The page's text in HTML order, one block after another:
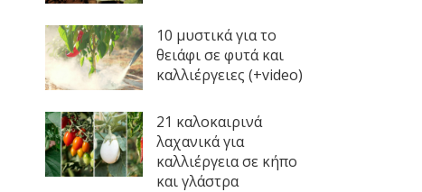
10 μυστικά για το
θειάφι σε φυτά και
καλλιέργειες (+video)
21 καλοκαιρινά
λαχανικά για
καλλιέργεια σε κήπο
και γλάστρα